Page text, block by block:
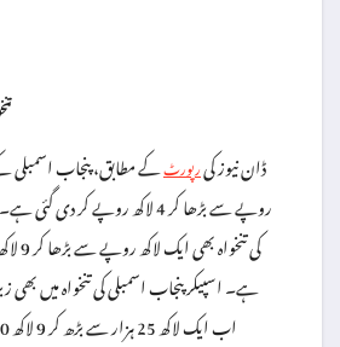
ڈان نیوز کیرپورٹ
روپے سے بڑھا کر 4 لاکھ روپے کر
ہے۔ اسپیکر پنجاب اسمبلی کی تنخواہ میں
اب ایک لاکھ 25 ہزار سے بڑھ کر 9 لاکھ 50 ہزار روپے ہو گئی ہے۔